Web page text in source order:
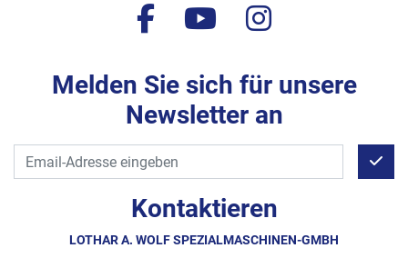
Kontaktieren
LOTHAR A. WOLF SPEZIALMASCHINEN-GMBH
facebook
youtubeinstagram
Melden Sie sich für unsere
Newsletter an